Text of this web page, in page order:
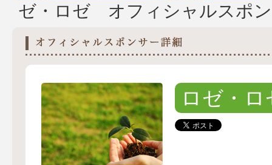
ゼ・ロゼ オフィシャルスポ
ロゼ・ロ